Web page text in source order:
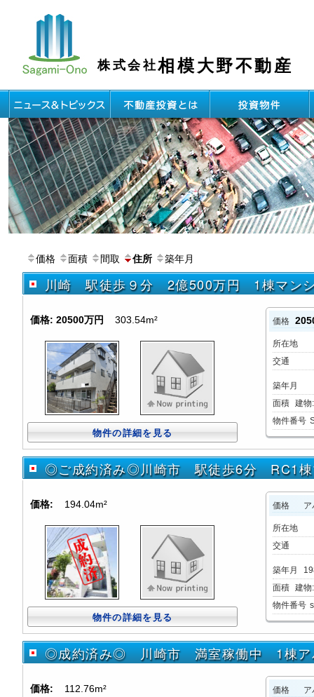
株式会社相模大野不動産
価格 面積 間取 住所 築年月
川崎 駅徒歩９分 2億500万円 1棟マン
価格: 20500万円 303.54m²
物件の詳細を見る
価格
所在地
交通
築年月
面積 建物
物件番号
◎ご成約済み◎川崎市 駅徒歩6分 RC1棟
価格: 194.04m²
物件の詳細を見る
価格 ア
所在地
交通
築年月
面積 建物
物件番号
◎成約済み◎ 川崎市 満室稼働中 1棟ア
価格: 112.76m² 価格 ア